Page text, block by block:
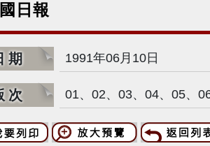
日報
期 1991年06月10日
次 01、02、03、04、05、